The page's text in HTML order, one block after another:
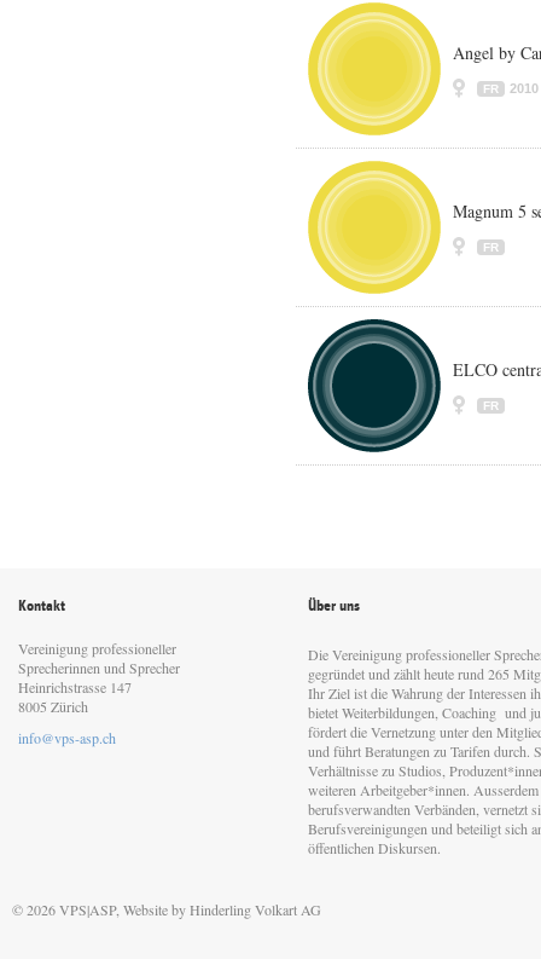
Angel by
FR 2010
Magnum 5
FR
ELCO
FR
Kontakt
Vereinigung professioneller
Sprecherinnen und Sprecher
Heinrichstrasse 147
8005 Zürich
info@vps-asp.ch
Über uns
Die Vereinigung professioneller
gegründet und zählt heute rund 265
Ihr Ziel ist die Wahrung der Interessen
bietet Weiterbildungen, Coaching und
fördert die Vernetzung unter den
und führt Beratungen zu Tarifen durch.
Verhältnisse zu Studios,
weiteren Arbeitgeber*innen.
berufsverwandten Verbänden, vernetzt
Berufsvereinigungen und beteiligt sich
öffentlichen Diskursen.
© 2026 VPS|ASP, Website byHinderling Volkart AG